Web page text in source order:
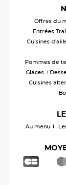
Offres du
Entrées
Cuisines
Pommes de
Glaces
Cuisines
Au menu